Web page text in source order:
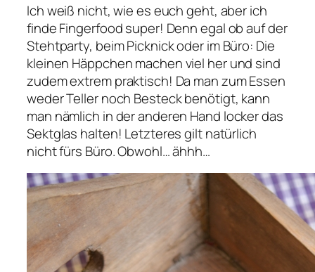
Ich weiß nicht, wie es euch geht, aber ich
finde Fingerfood super! Denn egal ob auf der
Stehtparty, beim Picknick oder im Büro: Die
kleinen Häppchen machen viel her und sind
zudem extrem praktisch! Da man zum Essen
weder Teller noch Besteck benötigt, kann
man nämlich in der anderen Hand locker das
Sektglas halten! Letzteres gilt natürlich
nicht fürs Büro. Obwohl… ähhh…